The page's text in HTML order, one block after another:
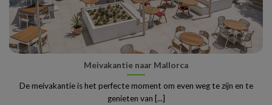
Meivakantie naar Mallorca
De meivakantie is het perfecte moment om even weg te zijn en te
genieten van [...]